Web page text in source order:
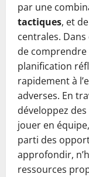
par une
tactiques, et de
centrales. Dans
de comprendre
planification
rapidement à
adverses. En
développez
jouer en
parti des
approfondir,
ressources